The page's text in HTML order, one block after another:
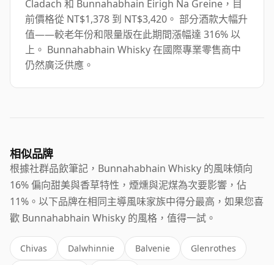
Cladach 和 Bunnahabhain Eirigh Na Greine，目
前價格從 NT$1,378 到 NT$3,420。 部分酒款大幅升
值——較老年份和限量版在此期間漲幅達 316% 以
上。 Bunnahabhain Whisky 在國際專業零售商中
仍然廣泛供應。
相似品牌
根據社群品飲筆記，Bunnahabhain Whisky 的風味傾向
16% 偏向甜美與香草特性，煙燻與泥煤為次要影響，佔
11%。以下品牌在相同主導風味家族中得分最高，如果您喜
歡 Bunnahabhain Whisky 的風格，值得一試。
Chivas Dalwhinnie Balvenie Glenrothes